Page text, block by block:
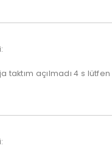
taktım açılmadı 4 s